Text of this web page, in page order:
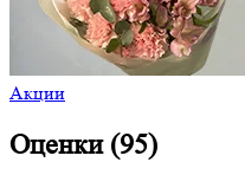
Акции
Оценки (95)